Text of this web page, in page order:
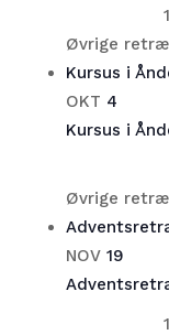
Øvrige
Kursus i
OKT 4
Kursus i
Øvrige
NOV 19